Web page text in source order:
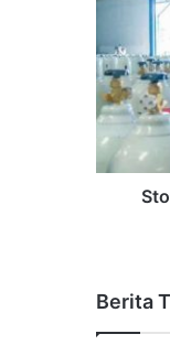
Berita